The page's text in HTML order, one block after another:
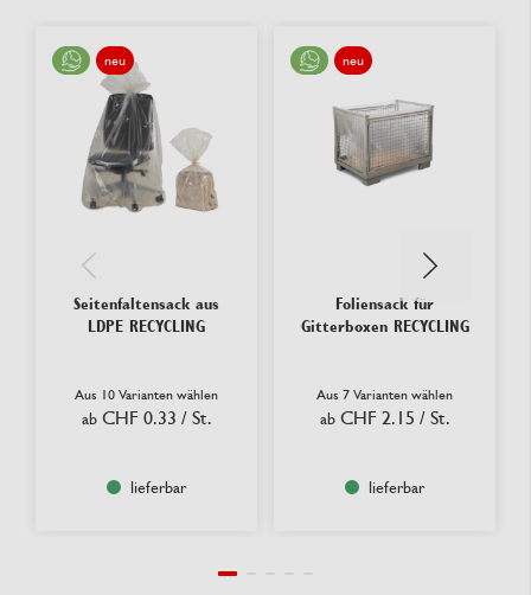
neu
Seitenfaltensack aus
LDPE RECYCLING
Aus 10 Varianten wählen
ab CHF 0.33 / St.
lieferbar
neu
Foliensack für
Gitterboxen RECYCLING
Aus 7 Varianten wählen
ab CHF 2.15 / St.
lieferbar